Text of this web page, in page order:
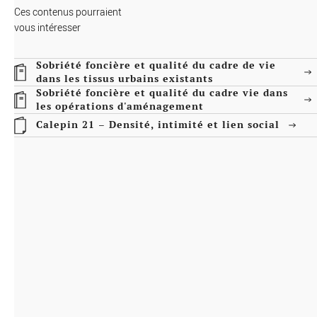
Ces contenus pourraient
vous intéresser
Sobriété foncière et qualité du cadre de vie
dans les tissus urbains existants
Sobriété foncière et qualité du cadre vie dans
les opérations d'aménagement
Calepin 21 – Densité, intimité et lien social
Haute-Garonne.